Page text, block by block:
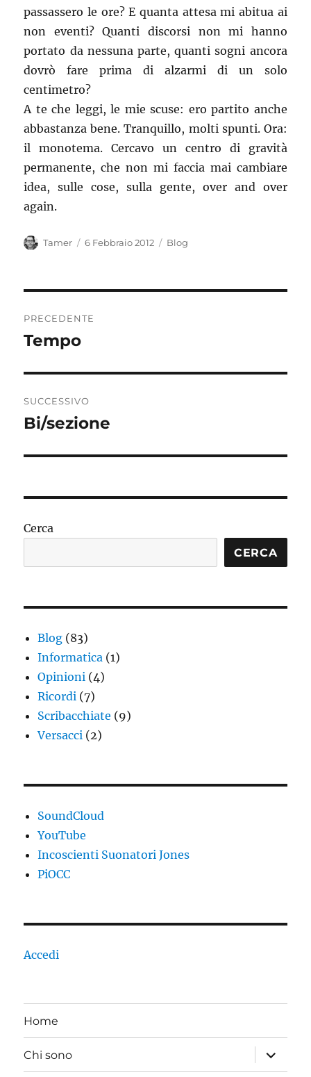
passassero le ore? E quanta attesa mi abitua ai
non eventi? Quanti discorsi non mi hanno
portato da nessuna parte, quanti sogni ancora
dovrò fare prima di alzarmi di un solo
centimetro?
A te che leggi, le mie scuse: ero partito anche
abbastanza bene. Tranquillo, molti spunti. Ora:
il monotema. Cercavo un centro di gravità
permanente, che non mi faccia mai cambiare
idea, sulle cose, sulla gente, over and over
again.
Autore
Tamer
Pubblicato
6 Febbraio 2012 Categorie
Blog
articoli
PRECEDENTE
Articolo
Tempo
SUCCESSIVO
Articolo
Bi/sezione
Cerca
CERCA
Blog (83)
Informatica (1)
Opinioni (4)
Ricordi (7)
Scribacchiate (9)
Versacci (2)
SoundCloud
YouTube
Incoscienti Suonatori Jones
PiOCC
Accedi
Home
Chi sono
apri
i
menu